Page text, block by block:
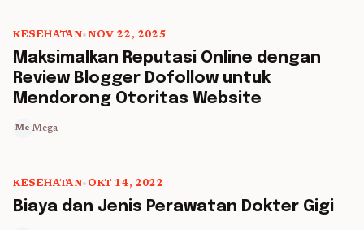
KESEHATAN• NOV 22, 2025
Maksimalkan Reputasi Online dengan
Review Blogger Dofollow untuk
Mendorong Otoritas Website
Me Mega
5 min read
KESEHATAN• OKT 14, 2022
Biaya dan Jenis Perawatan Dokter Gigi